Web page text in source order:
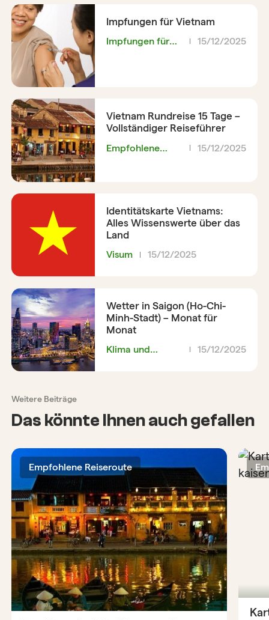
Impfungen für Vietnam
Impfungen für
15/12/2025
Vietnam Rundreise 15 Tage –
Vollständiger Reiseführer
Empfohlene
15/12/2025
Identitätskarte Vietnams:
Alles Wissenswerte über das
Land
Visum 15/12/2025
Wetter in Saigon (Ho-Chi-
Minh-Stadt) – Monat für
Monat
Klima und
15/12/2025
Weitere Beiträge
Das könnte Ihnen auch gefallen
Empfohlene Reiseroute